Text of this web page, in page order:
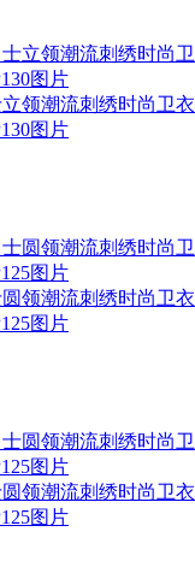
领潮流刺绣时尚卫衣
图片
领潮流刺绣时尚卫衣
图片
领潮流刺绣时尚卫衣
图片